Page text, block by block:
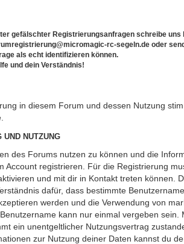
gefälschter Registrierungsanfragen schreibe
rc-segeln.de oder
als echt identifizieren können.
und dein Verständnis!
in diesem Forum und dessen Nutzung
UND NUTZUNG
des Forums nutzen zu können und die
Account registrieren. Für die Registrierung
und mit dir in Kontakt treten können.
dafür, dass bestimmte
werden und die Verwendung von
kann nur einmal vergeben
ein unentgeltlicher Nutzungsvertrag
zur Nutzung deiner Daten kannst du